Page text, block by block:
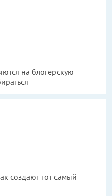
на блогерскую
создают тот самый